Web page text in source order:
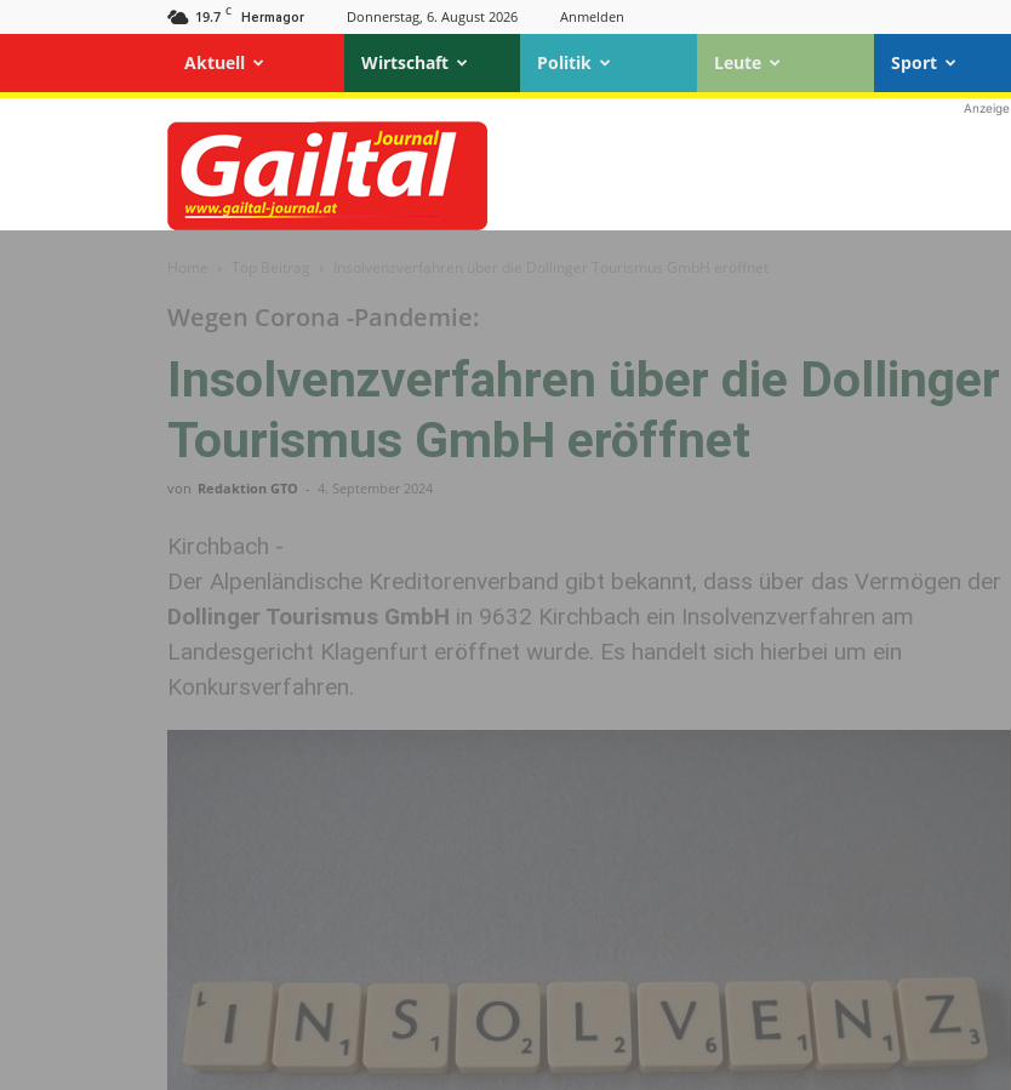
19.7 C Hermagor Donnerstag, 6. August 2026 Anmelden
Aktuell Wirtschaft Politik Leute Sport
Gailtal
Journal
Anzeige
Wegen Corona -Pandemie:
Insolvenzverfahren über die Dollinger
Tourismus GmbH eröffnet
von Redaktion GTO - 4. September 2024
Kirchbach -
Der Alpenländische Kreditorenverband gibt bekannt, dass über das Vermögen der
Dollinger Tourismus GmbH in 9632 Kirchbach ein Insolvenzverfahren am
Landesgericht Klagenfurt eröffnet wurde. Es handelt sich hierbei um ein
Konkursverfahren.